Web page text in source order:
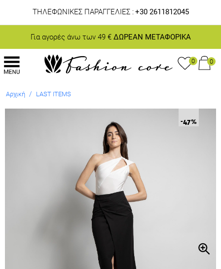
ΤΗΛΕΦΩΝΙΚΕΣ ΠΑΡΑΓΓΕΛΙΕΣ : +30 2611812045
Για αγορές άνω των 49 €ΔΩΡΕΑΝ ΜΕΤΑΦΟΡΙΚΑ
0 0
Αρχική / LAST ITEMS
-47%